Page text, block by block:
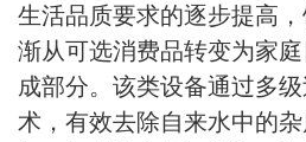
生活品质要求的逐步提高，
渐从可选消费品转变为家
成部分。该类设备通过多
术，有效去除自来水中的